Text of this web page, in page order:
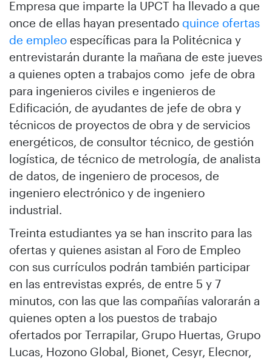
Empresa que imparte la UPCT ha llevado a que
once de ellas hayan presentado quince ofertas
de empleo específicas para la Politécnica y
entrevistarán durante la mañana de este jueves
a quienes opten a trabajos como jefe de obra
para ingenieros civiles e ingenieros de
Edificación, de ayudantes de jefe de obra y
técnicos de proyectos de obra y de servicios
energéticos, de consultor técnico, de gestión
logística, de técnico de metrología, de analista
de datos, de ingeniero de procesos, de
ingeniero electrónico y de ingeniero
industrial.
Treinta estudiantes ya se han inscrito para las
ofertas y quienes asistan al Foro de Empleo
con sus currículos podrán también participar
en las entrevistas exprés, de entre 5 y 7
minutos, con las que las compañías valorarán a
quienes opten a los puestos de trabajo
ofertados por Terrapilar, Grupo Huertas, Grupo
Lucas, Hozono Global, Bionet, Cesyr, Elecnor,